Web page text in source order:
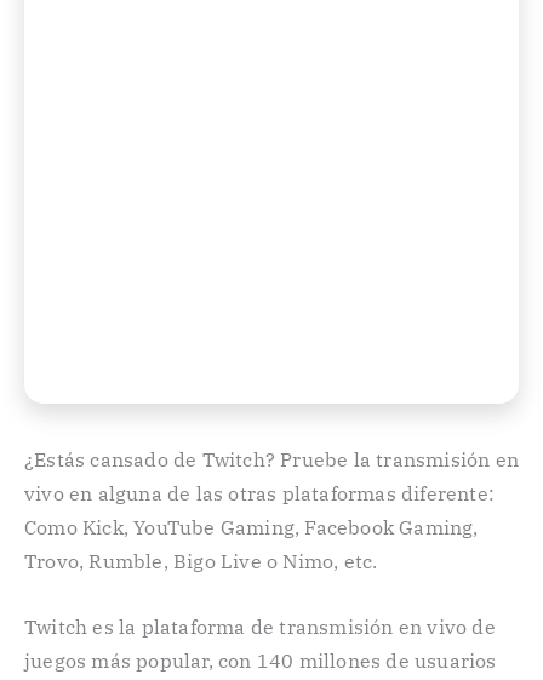
¿Estás cansado de Twitch? Pruebe la transmisión en
vivo en alguna de las otras plataformas diferente:
Como Kick, YouTube Gaming, Facebook Gaming,
Trovo, Rumble, Bigo Live o Nimo, etc.
Twitch es la plataforma de transmisión en vivo de
juegos más popular, con 140 millones de usuarios